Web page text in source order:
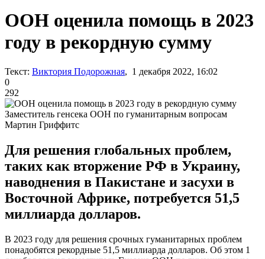
ООН оценила помощь в 2023
году в рекордную сумму
Текст: Виктория Подорожная, 1 декабря 2022, 16:02
0
292
Заместитель генсека ООН по гуманитарным вопросам
Мартин Гриффитс
Для решения глобальных проблем,
таких как вторжение РФ в Украину,
наводнения в Пакистане и засухи в
Восточной Африке, потребуется 51,5
миллиарда долларов.
В 2023 году для решения срочных гуманитарных проблем
понадобятся рекордные 51,5 миллиарда долларов. Об этом 1